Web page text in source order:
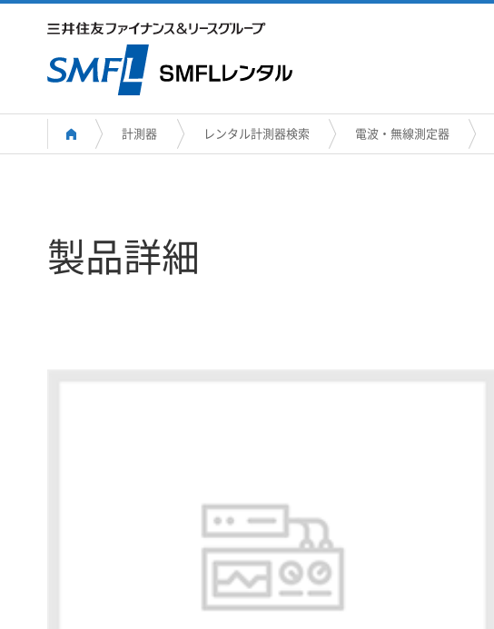
計測器 レンタル計測器検索 電波・無線測定器
製品詳細